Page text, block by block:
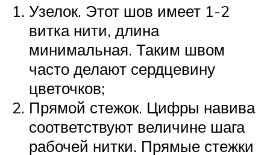
Узелок. Этот шов имеет 1-2
витка нити, длина
минимальная. Таким швом
часто делают сердцевину
цветочков;
Прямой стежок. Цифры навива
соответствуют величине шага
рабочей нитки. Прямые стежки